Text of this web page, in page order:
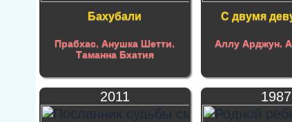
Бахубали
Прабхас,Анушка Шетти,
Таманна Бхатия
С двумя
Аллу Арджун,
2011 1987